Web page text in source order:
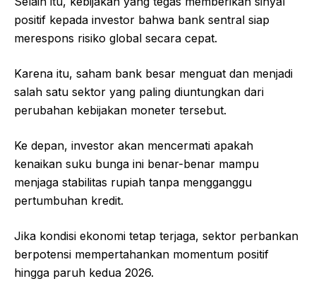
positif kepada investor bahwa bank sentral siap
merespons risiko global secara cepat.
Karena itu, saham bank besar menguat dan menjadi
salah satu sektor yang paling diuntungkan dari
perubahan kebijakan moneter tersebut.
Ke depan, investor akan mencermati apakah
kenaikan suku bunga ini benar-benar mampu
menjaga stabilitas rupiah tanpa mengganggu
pertumbuhan kredit.
Jika kondisi ekonomi tetap terjaga, sektor perbankan
berpotensi mempertahankan momentum positif
hingga paruh kedua 2026.